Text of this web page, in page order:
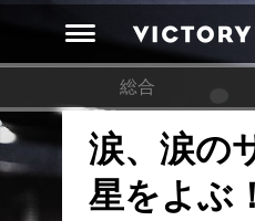
総合
涙、涙の
星をよぶ